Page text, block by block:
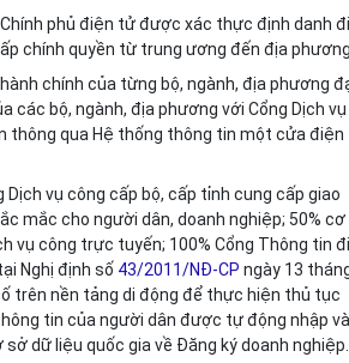
phủ điện tử được xác thực định danh
chính quyền từ trung ương đến địa phương.
chính của từng bộ, ngành, địa phương
các bộ, ngành, địa phương với Cổng Dịch vụ
thông qua Hệ thống thông tin một cửa
vụ công cấp bộ, cấp tỉnh cung cấp giao
mắc cho người dân, doanh nghiệp; 50% cơ
vụ công trực tuyến; 100% Cổng Thông tin
Nghị định số 43/2011/NĐ-CP ngày 13
trên nền tảng di động để thực hiện thủ tục
tin của người dân được tự động nhập
dữ liệu quốc gia về Đăng ký doanh nghiệp.